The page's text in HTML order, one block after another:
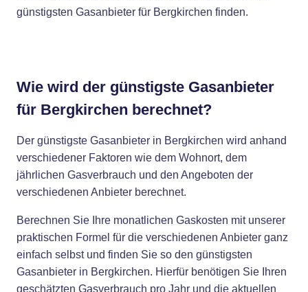
günstigsten Gasanbieter für Bergkirchen finden.
Wie wird der günstigste Gasanbieter
für Bergkirchen berechnet?
Der günstigste Gasanbieter in Bergkirchen wird anhand
verschiedener Faktoren wie dem Wohnort, dem
jährlichen Gasverbrauch und den Angeboten der
verschiedenen Anbieter berechnet.
Berechnen Sie Ihre monatlichen Gaskosten mit unserer
praktischen Formel für die verschiedenen Anbieter ganz
einfach selbst und finden Sie so den günstigsten
Gasanbieter in Bergkirchen. Hierfür benötigen Sie Ihren
geschätzten Gasverbrauch pro Jahr und die aktuellen